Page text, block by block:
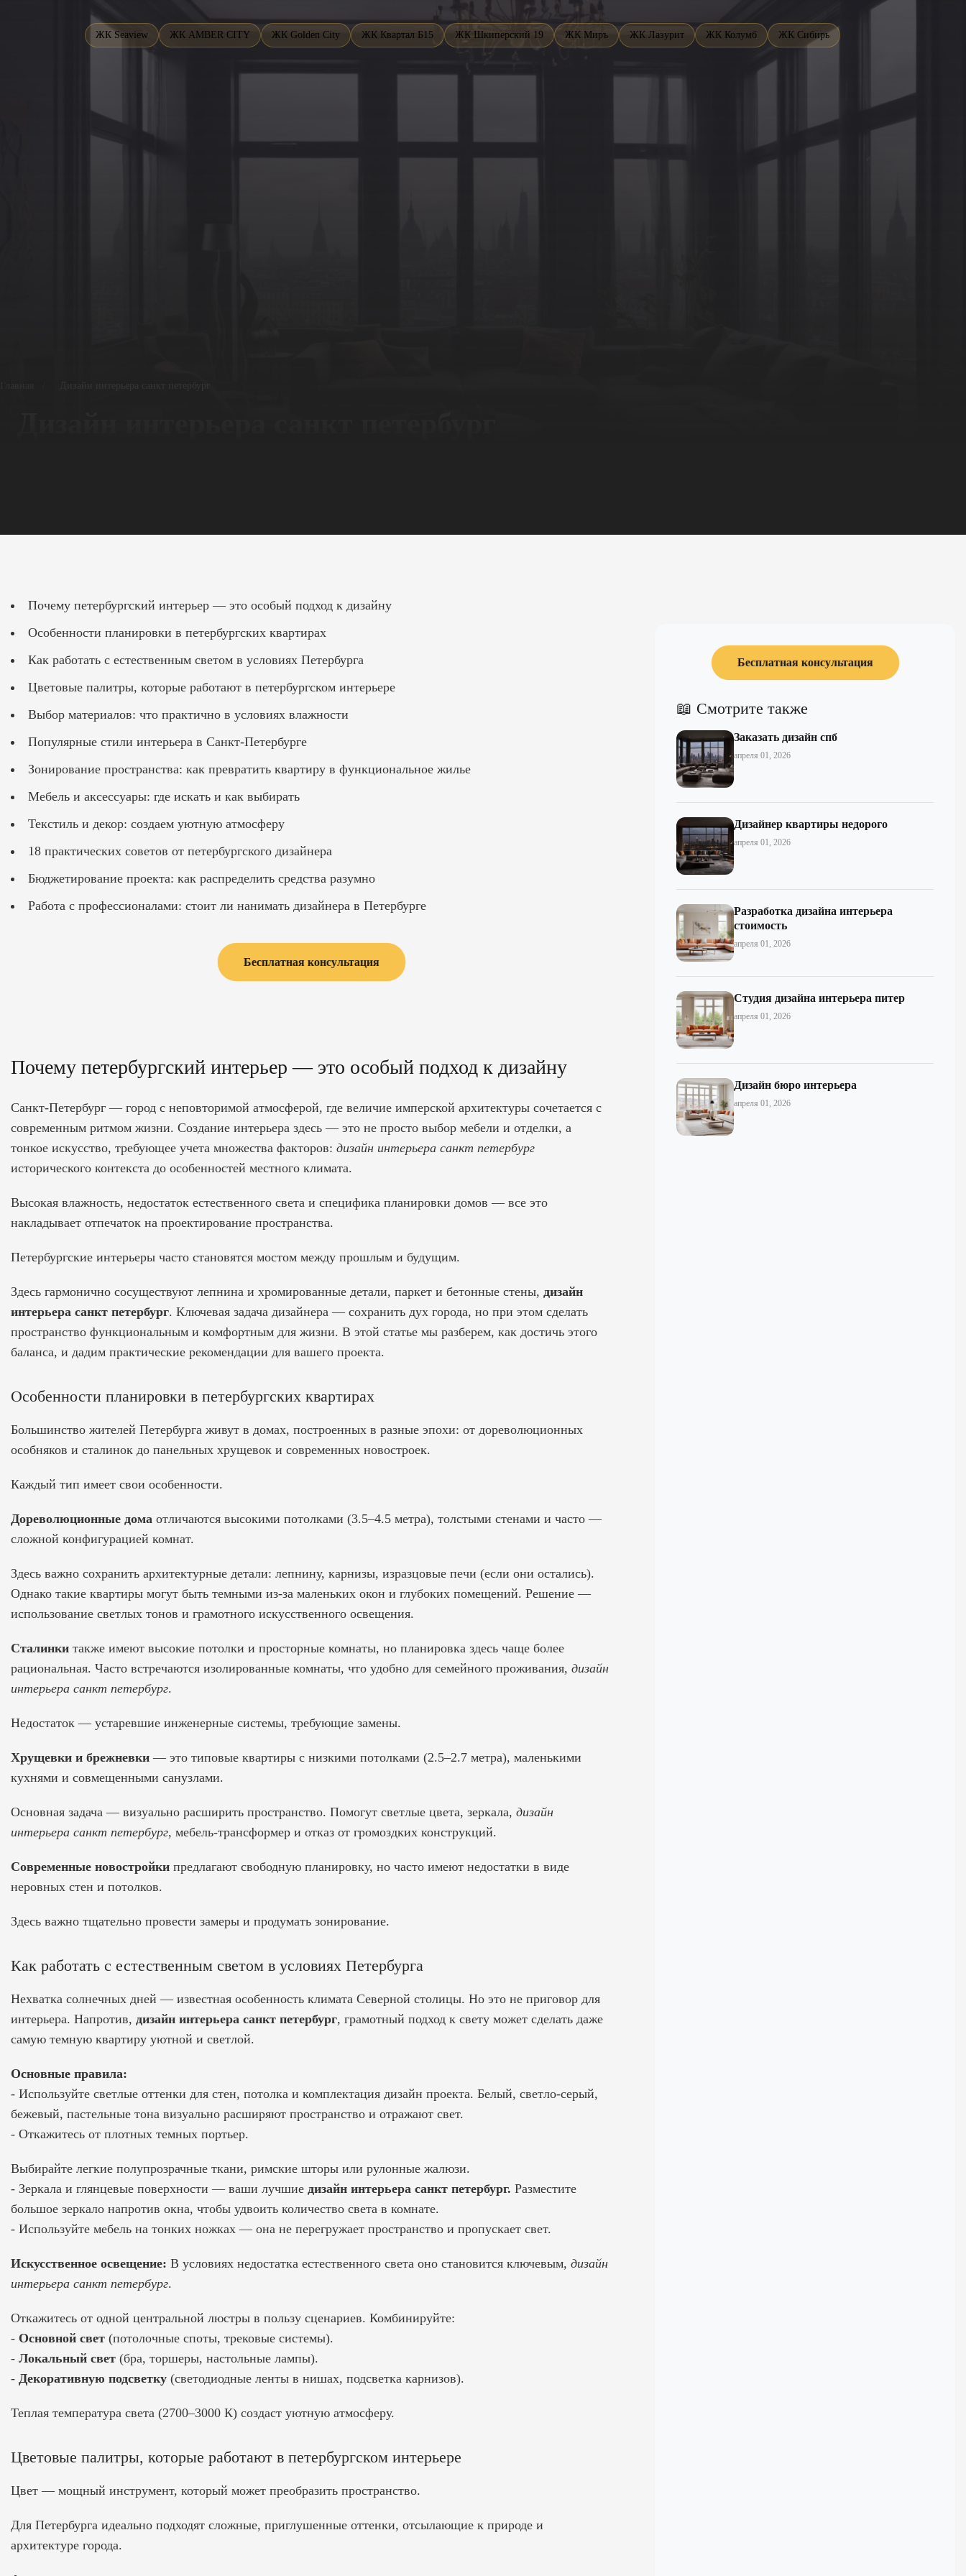
ЖК Seaview ЖК AMBER CITY ЖК Golden City ЖК Квартал Б15 ЖК Шкиперский 19 ЖК Миръ ЖК Лазурит ЖК Колумб ЖК Сибирь
Почему петербургский интерьер — это особый подход к дизайну
Особенности планировки в петербургских квартирах
Как работать с естественным светом в условиях Петербурга
Цветовые палитры, которые работают в петербургском интерьере
Выбор материалов: что практично в условиях влажности
Популярные стили интерьера в Санкт-Петербурге
Зонирование пространства: как превратить квартиру в функциональное жилье
Мебель и аксессуары: где искать и как выбирать
Текстиль и декор: создаем уютную атмосферу
18 практических советов от петербургского дизайнера
Бюджетирование проекта: как распределить средства разумно
Работа с профессионалами: стоит ли нанимать дизайнера в Петербурге
Бесплатная консультация
Почему петербургский интерьер — это особый подход к дизайну
Санкт-Петербург — город с неповторимой атмосферой, где величие имперской архитектуры сочетается с
современным ритмом жизни. Создание интерьера здесь — это не просто выбор мебели и отделки, а
тонкое искусство, требующее учета множества факторов: дизайн интерьера санкт петербург
исторического контекста до особенностей местного климата.
Высокая влажность, недостаток естественного света и специфика планировки домов — все это
накладывает отпечаток на проектирование пространства.
Петербургские интерьеры часто становятся мостом между прошлым и будущим.
Здесь гармонично сосуществуют лепнина и хромированные детали, паркет и бетонные стены, дизайн
интерьера санкт петербург. Ключевая задача дизайнера — сохранить дух города, но при этом сделать
пространство функциональным и комфортным для жизни. В этой статье мы разберем, как достичь этого
баланса, и дадим практические рекомендации для вашего проекта.
Особенности планировки в петербургских квартирах
Большинство жителей Петербурга живут в домах, построенных в разные эпохи: от дореволюционных
особняков и сталинок до панельных хрущевок и современных новостроек.
Каждый тип имеет свои особенности.
Дореволюционные дома отличаются высокими потолками (3.5–4.5 метра), толстыми стенами и часто —
сложной конфигурацией комнат.
Здесь важно сохранить архитектурные детали: лепнину, карнизы, изразцовые печи (если они остались).
Однако такие квартиры могут быть темными из-за маленьких окон и глубоких помещений. Решение —
использование светлых тонов и грамотного искусственного освещения.
Сталинки также имеют высокие потолки и просторные комнаты, но планировка здесь чаще более
рациональная. Часто встречаются изолированные комнаты, что удобно для семейного проживания, дизайн
интерьера санкт петербург.
Недостаток — устаревшие инженерные системы, требующие замены.
Хрущевки и брежневки — это типовые квартиры с низкими потолками (2.5–2.7 метра), маленькими
кухнями и совмещенными санузлами.
Основная задача — визуально расширить пространство. Помогут светлые цвета, зеркала, дизайн
интерьера санкт петербург, мебель-трансформер и отказ от громоздких конструкций.
Современные новостройки предлагают свободную планировку, но часто имеют недостатки в виде
неровных стен и потолков.
Здесь важно тщательно провести замеры и продумать зонирование.
Как работать с естественным светом в условиях Петербурга
Нехватка солнечных дней — известная особенность климата Северной столицы. Но это не приговор для
интерьера. Напротив, дизайн интерьера санкт петербург, грамотный подход к свету может сделать даже
самую темную квартиру уютной и светлой.
Основные правила:
- Используйте светлые оттенки для стен, потолка и комплектация дизайн проекта. Белый, светло-серый,
бежевый, пастельные тона визуально расширяют пространство и отражают свет.
- Откажитесь от плотных темных портьер.
Выбирайте легкие полупрозрачные ткани, римские шторы или рулонные жалюзи.
- Зеркала и глянцевые поверхности — ваши лучшие дизайн интерьера санкт петербург. Разместите
большое зеркало напротив окна, чтобы удвоить количество света в комнате.
- Используйте мебель на тонких ножках — она не перегружает пространство и пропускает свет.
Искусственное освещение: В условиях недостатка естественного света оно становится ключевым, дизайн
интерьера санкт петербург.
Откажитесь от одной центральной люстры в пользу сценариев. Комбинируйте:
- Основной свет (потолочные споты, трековые системы).
- Локальный свет (бра, торшеры, настольные лампы).
- Декоративную подсветку (светодиодные ленты в нишах, подсветка карнизов).
Теплая температура света (2700–3000 К) создаст уютную атмосферу.
Цветовые палитры, которые работают в петербургском интерьере
Цвет — мощный инструмент, который может преобразить пространство.
Для Петербурга идеально подходят сложные, приглушенные оттенки, отсылающие к природе и
архитектуре города.
Бесплатная консультация
📖 Смотрите также
Заказать дизайн спб
апреля 01, 2026
Дизайнер квартиры недорого
апреля 01, 2026
Разработка дизайна интерьера
стоимость
апреля 01, 2026
Студия дизайна интерьера питер
апреля 01, 2026
Дизайн бюро интерьера
апреля 01, 2026